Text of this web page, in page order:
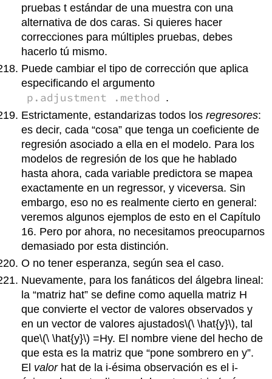
pruebas t estándar de una muestra con una
alternativa de dos caras. Si quieres hacer
correcciones para múltiples pruebas, debes
hacerlo tú mismo.
Puede cambiar el tipo de corrección que aplica
especificando el argumento
p.adjustment .method .
Estrictamente, estandarizas todos losregresores:
es decir, cada “cosa” que tenga un coeficiente de
regresión asociado a ella en el modelo. Para los
modelos de regresión de los que he hablado
hasta ahora, cada variable predictora se mapea
exactamente en un regressor, y viceversa. Sin
embargo, eso no es realmente cierto en general:
veremos algunos ejemplos de esto en el Capítulo
16. Pero por ahora, no necesitamos preocuparnos
demasiado por esta distinción.
O no tener esperanza, según sea el caso.
Nuevamente, para los fanáticos del álgebra lineal:
la “matriz hat” se define como aquella matriz H
que convierte el vector de valores observados y
en un vector de valores ajustados\(\ \hat{y}\), tal
que\(\ \hat{y}\) =Hy. El nombre viene del hecho de
que esta es la matriz que “pone sombrero en y”.
El valorhat de la i-ésima observación es el i-